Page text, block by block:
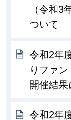
（令和3
ついて
令和2年
りファ
開催結果
令和2年